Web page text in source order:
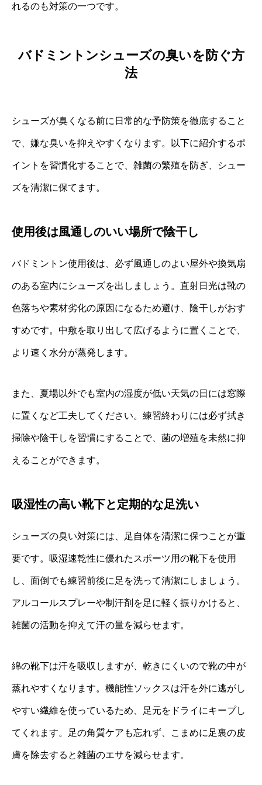
れるのも対策の一つです。
バドミントンシューズの臭いを防ぐ方
法
シューズが臭くなる前に日常的な予防策を徹底すること
で、嫌な臭いを抑えやすくなります。以下に紹介するポ
イントを習慣化することで、雑菌の繁殖を防ぎ、シュー
ズを清潔に保てます。
使用後は風通しのいい場所で陰干し
バドミントン使用後は、必ず風通しのよい屋外や換気扇
のある室内にシューズを出しましょう。直射日光は靴の
色落ちや素材劣化の原因になるため避け、陰干しがおす
すめです。中敷を取り出して広げるように置くことで、
より速く水分が蒸発します。
また、夏場以外でも室内の湿度が低い天気の日には窓際
に置くなど工夫してください。練習終わりには必ず拭き
掃除や陰干しを習慣にすることで、菌の増殖を未然に抑
えることができます。
吸湿性の高い靴下と定期的な足洗い
シューズの臭い対策には、足自体を清潔に保つことが重
要です。吸湿速乾性に優れたスポーツ用の靴下を使用
し、面倒でも練習前後に足を洗って清潔にしましょう。
アルコールスプレーや制汗剤を足に軽く振りかけると、
雑菌の活動を抑えて汗の量を減らせます。
綿の靴下は汗を吸収しますが、乾きにくいので靴の中が
蒸れやすくなります。機能性ソックスは汗を外に逃がし
やすい繊維を使っているため、足元をドライにキープし
てくれます。足の角質ケアも忘れず、こまめに足裏の皮
膚を除去すると雑菌のエサを減らせます。